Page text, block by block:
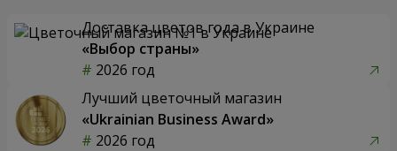
Доставка цветов года в Украине
«Выбор страны»
2026 год
Лучший цветочный магазин
«Ukrainian Business Award»
2026 год